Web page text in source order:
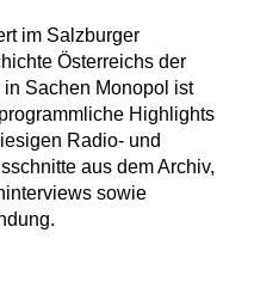
im Salzburger
Österreichs der
Sachen Monopol ist
Highlights
Radio- und
aus dem Archiv,
sowie